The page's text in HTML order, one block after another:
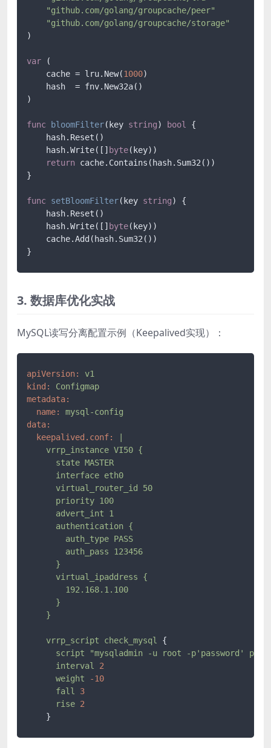
"github.com/golang/groupcache/peer"
"github.com/golang/groupcache/storage"
)
var (
    cache = lru.New(
1000)
    hash  = fnv.New32a()
)
func bloomFilter(key string) bool
{
    hash.Reset()
    hash.Write([]
byte(key))
return cache.Contains(hash.Sum32())
}
func setBloomFilter(key string)
{
    hash.Reset()
    hash.Write([]
byte(key))
    cache.Add(hash.Sum32())
}
3. 数据库优化实战
MySQL读写分离配置示例（Keepalived实现）：
apiVersion:
v1
kind:
Configmap
metadata:
name:
mysql-config
data:
keepalived.conf:
    vrrp_instance VI50 {
      state MASTER
      interface eth0
      virtual_router_id 50
      priority 100
      advert_int 1
      authentication {
        auth_type PASS
        auth_pass 123456
      }
      virtual_ipaddress {
        192.168.1.100
      }
vrrp_script check_mysql
{
script
"mysqladmin -u root -p'password'
interval
2
weight
-10
fall
3
rise 2
    }